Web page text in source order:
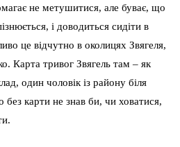
не метушитися, але буває, що
і доводиться сидіти в
це відчутно в околицях Звягеля,
Карта тривог Звягель там – як
один чоловік із району біля
карти не знав би, чи ховатися,